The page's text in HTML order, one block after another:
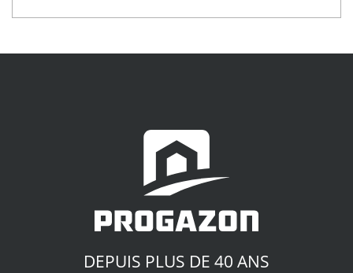
DEPUIS PLUS DE 40 ANS